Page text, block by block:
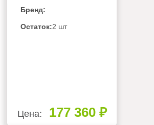
Бренд:
Остаток:2 шт
Цена: 177 360 ₽